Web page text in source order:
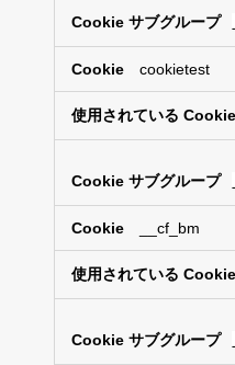
cookietest
__cf_bm